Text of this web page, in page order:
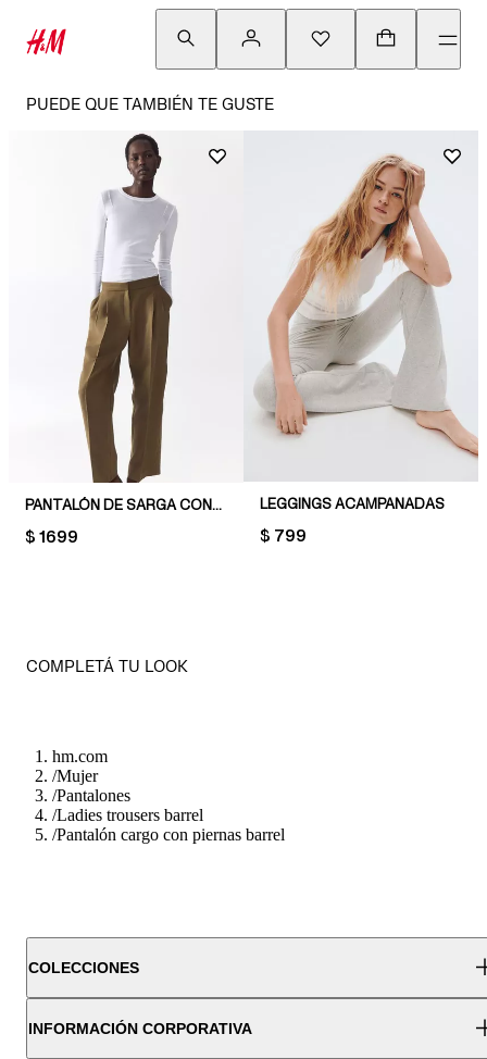
PUEDE QUE TAMBIÉN TE GUSTE
PANTALÓN DE SARGA CON PIERNAS BARREL
PRICE:
$ 1699
LEGGINGS ACAMPANADAS
PRICE:
$ 799
COMPLETÁ TU LOOK
hm.com
/Mujer
/Pantalones
/Ladies trousers barrel
/Pantalón cargo con piernas barrel
COLECCIONES
INFORMACIÓN CORPORATIVA